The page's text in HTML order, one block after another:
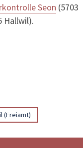
Seon (5703
Hallwil).
(Freiamt)